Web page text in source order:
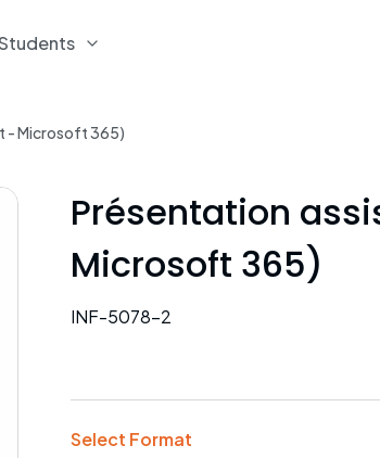
- Microsoft 365)
Présentation
Microsoft 365)
INF-5078-2
Select Format